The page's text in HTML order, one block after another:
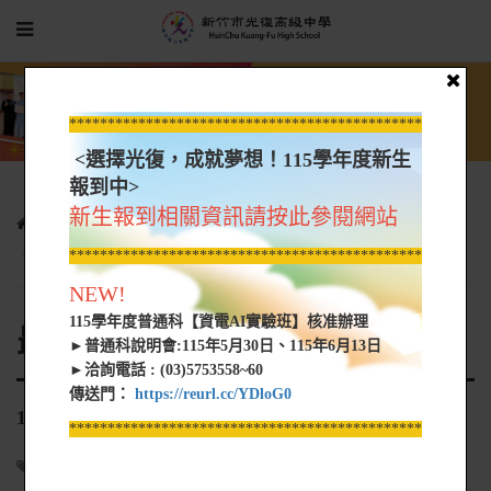
行政單位 進修部
最新公告
114年新光鋼添澄癲癇之友獎、助學金
最新公告
114年新光鋼添澄癲癇之友獎、助學金
*****************************************************
<選擇光復，成就夢想！115學年度新生
報到中>
新生報到相關資訊請按此參閱網站
*****************************************************
NEW!
115學年度普通科【資電AI實驗班】核准辦理
►普通科說明會:115年5月30日、115年6月13日
►洽詢電話 : (03)5753558~60
傳送門： https://reurl.cc/YDloG0
*****************************************************